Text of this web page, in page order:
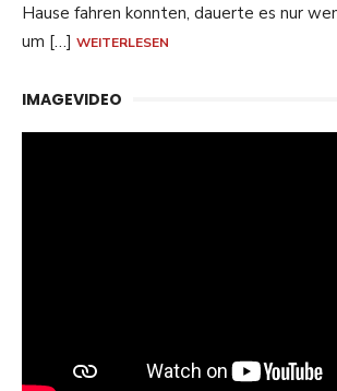
Hause fahren konnten, dauerte es nur
um […] WEITERLESEN
IMAGEVIDEO